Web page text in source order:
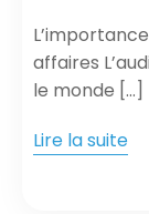
affaires
le monde […]
Lire la suite